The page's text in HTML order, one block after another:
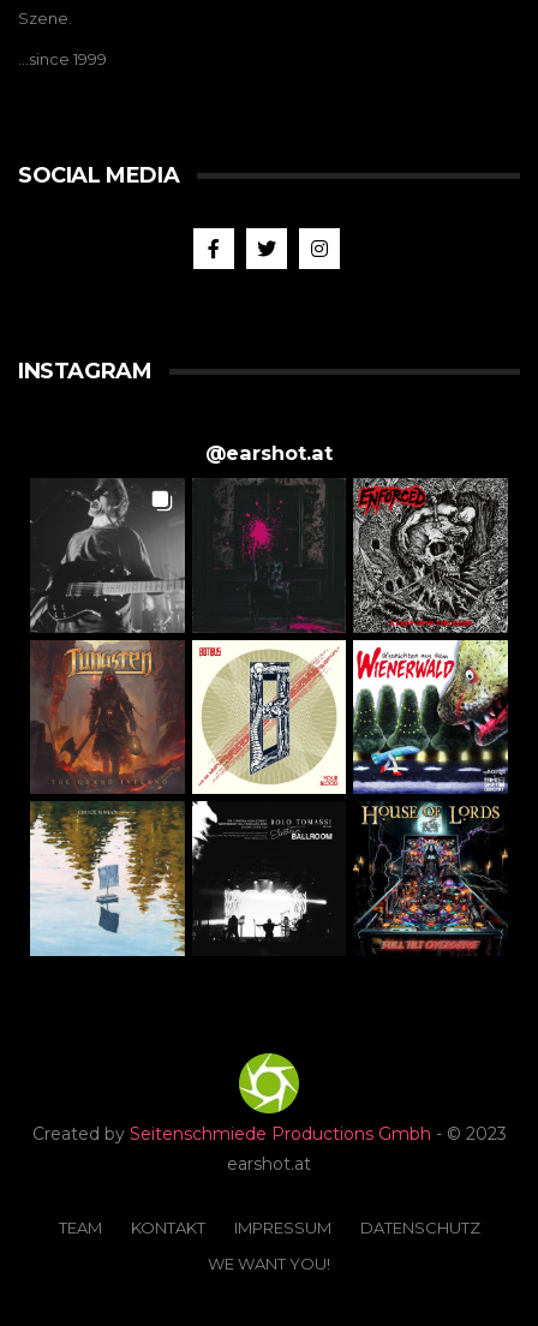
Szene.
…since 1999
SOCIAL MEDIA
INSTAGRAM
@earshot.at
Created by Seitenschmiede Productions Gmbh - © 2023
earshot.at
TEAM KONTAKT IMPRESSUM
DATENSCHUTZ
WE WANT YOU!